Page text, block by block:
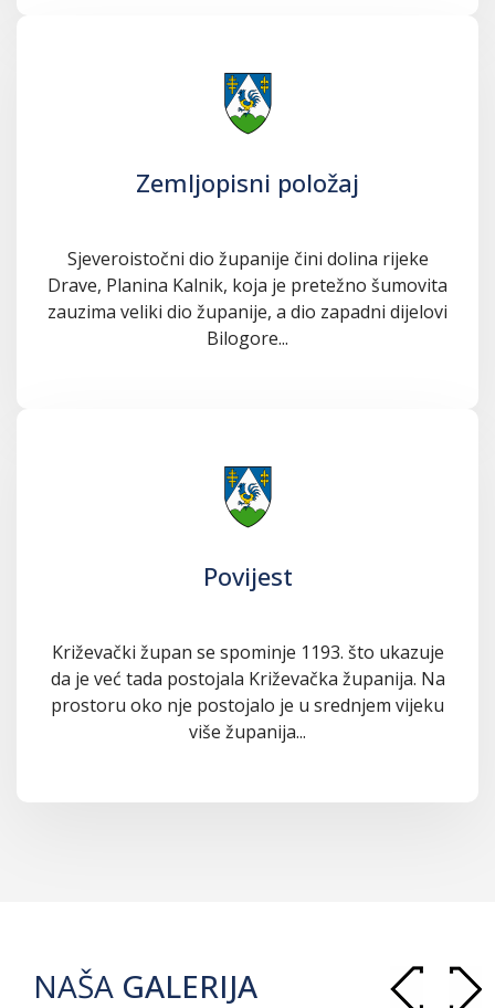
Zemljopisni položaj
Sjeveroistočni dio županije čini dolina rijeke
Drave, Planina Kalnik, koja je pretežno šumovita
zauzima veliki dio županije, a dio zapadni dijelovi
Bilogore...
Povijest
Križevački župan se spominje 1193. što ukazuje
da je već tada postojala Križevačka županija. Na
prostoru oko nje postojalo je u srednjem vijeku
više županija...
NAŠA GALERIJA